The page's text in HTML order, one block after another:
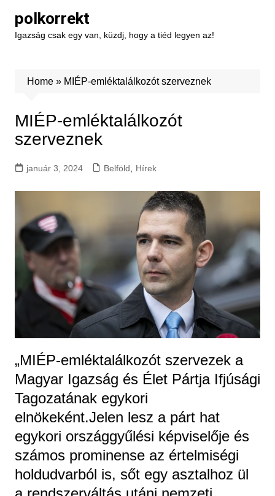
content
polkorrekt
Igazság csak egy van, küzdj, hogy a tiéd legyen az!
Home» MIÉP-emléktalálkozót szerveznek
MIÉP-emléktalálkozót
szerveznek
január 3, 2024 Belföld Hírek
„MIÉP-emléktalálkozót szervezek a
Magyar Igazság és Élet Pártja Ifjúsági
Tagozatának egykori
elnökeként.Jelen lesz a párt hat
egykori országgyűlési képviselője és
számos prominense az értelmiségi
holdudvarból is, sőt egy asztalhoz ül